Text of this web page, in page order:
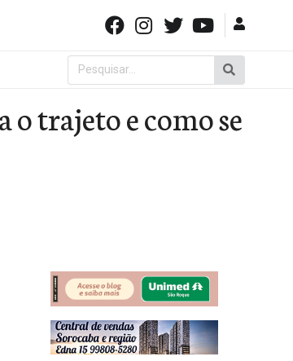
Pesquisar
por:
trajeto e como se